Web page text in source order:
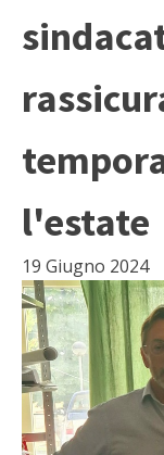
l'estate
19 Giugno 2024